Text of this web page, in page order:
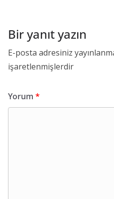
Bir yanıt yazın
E-posta adresiniz
işaretlenmişlerdir
Yorum *